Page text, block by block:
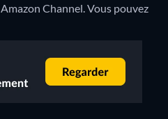
Channel. Vous pouvez